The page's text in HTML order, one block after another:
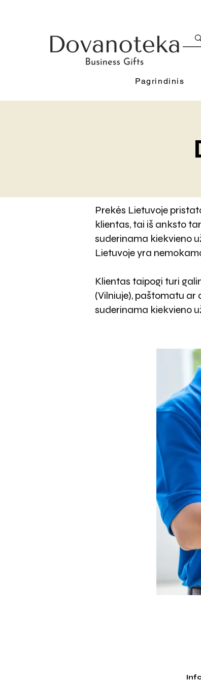
Pagrindinis
Prekės Lietuvoje
klientas, tai iš anksto
suderinama kiekvieno
Lietuvoje yra
Klientas taipogi turi
(Vilniuje), paštomatu
suderinama kiekvieno